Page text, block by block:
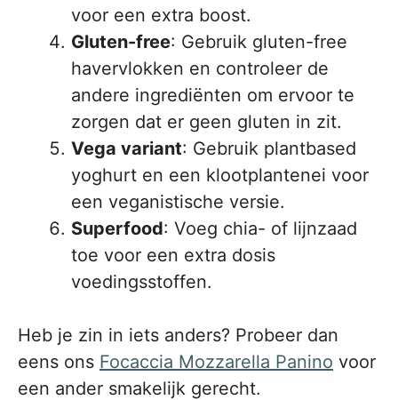
voor een extra boost.
Gluten-free: Gebruik gluten-free
havervlokken en controleer de
andere ingrediënten om ervoor te
zorgen dat er geen gluten in zit.
Vega variant: Gebruik plantbased
yoghurt en een klootplantenei voor
een veganistische versie.
Superfood: Voeg chia- of lijnzaad
toe voor een extra dosis
voedingsstoffen.
Heb je zin in iets anders? Probeer dan
eens ons Focaccia Mozzarella Panino voor
een ander smakelijk gerecht.